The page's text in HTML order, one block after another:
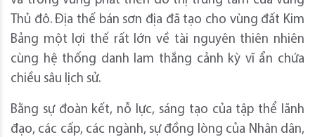
Thủ đô. Địa thế bán sơn địa đã tạo cho vùng đất Kim
Bảng một lợi thế rất lớn về tài nguyên thiên nhiên
cùng hệ thống danh lam thắng cảnh kỳ vĩ ẩn chứa
chiều sâu lịch sử.
Bằng sự đoàn kết, nỗ lực, sáng tạo của tập thể lãnh
đạo, các cấp, các ngành, sự đồng lòng của Nhân dân,